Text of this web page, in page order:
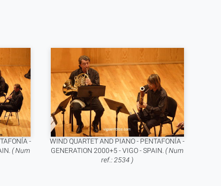
-
( Num
WIND QUARTET AND PIANO - PENTAFONÍA -
GENERATION 2000+5 - VIGO - SPAIN.( Num
ref.: 2534 )